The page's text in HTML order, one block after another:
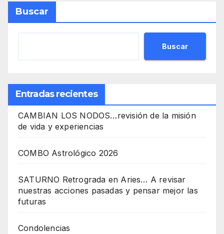
Buscar
Buscar
Entradas recientes
CAMBIAN LOS NODOS…revisión de la misión
de vida y experiencias
COMBO Astrológico 2026
SATURNO Retrograda en Aries… A revisar
nuestras acciones pasadas y pensar mejor las
futuras
Condolencias